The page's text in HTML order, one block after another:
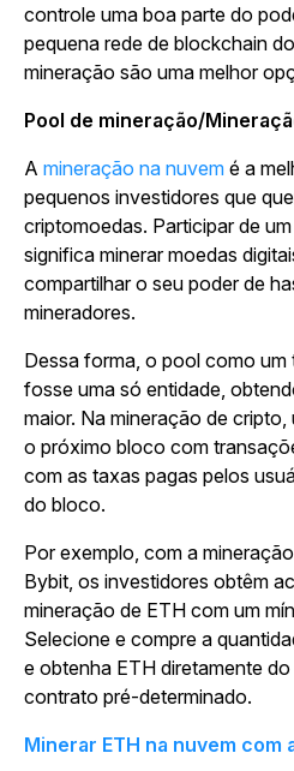
controle uma boa parte do
pequena rede de blockchain
mineração são uma melhor
Pool de mineração/
A mineração na nuvem é a
pequenos investidores que
criptomoedas. Participar de
significa minerar moedas
compartilhar o seu poder de
mineradores.
Dessa forma, o pool como
fosse uma só entidade,
maior. Na mineração de
o próximo bloco com
com as taxas pagas pelos
do bloco.
Por exemplo, com a
Bybit, os investidores obtêm
mineração de ETH com um
Selecione e compre a
e obtenha ETH diretamente
contrato pré-determinado.
Minerar ETH na nuvem com